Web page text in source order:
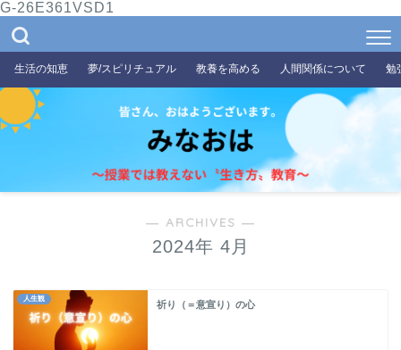
G-26E361VSD1
生活の知恵 夢/スピリチュアル 教養を高める 人間関係について 勉
― ARCHIVES ―
2024年 4月
人生観
祈り（＝意宣り）の心